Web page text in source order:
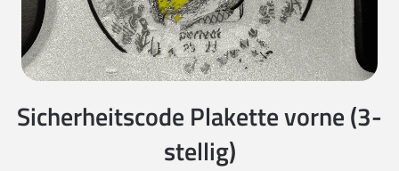
Sicherheitscode Plakette vorne (3-
stellig)